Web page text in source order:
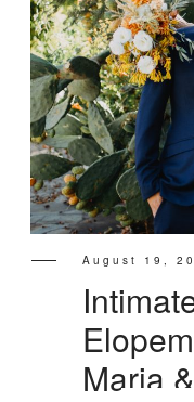
JOURNAL
KONTAKT
INFORMATION
August 19,
Maria